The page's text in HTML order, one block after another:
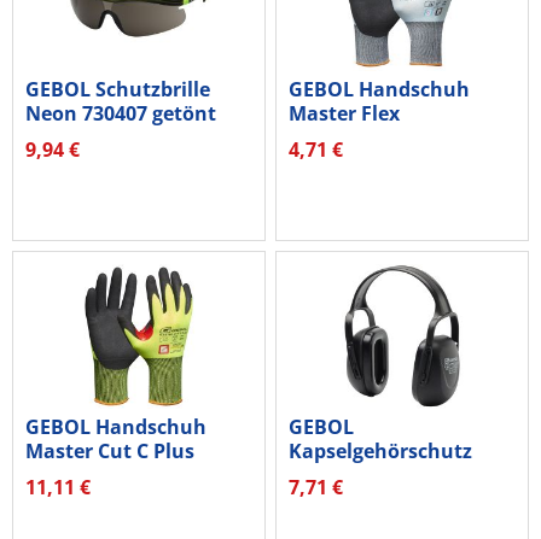
GEBOL Schutzbrille
Neon 730407 getönt
9,94 €
GEBOL Handschuh
Master Flex
Cool&Touch 709546_T...
4,71 €
GEBOL Handschuh
Master Cut C Plus
709820 Gr.8
11,11 €
GEBOL
Kapselgehörschutz
Basic 701436
7,71 €